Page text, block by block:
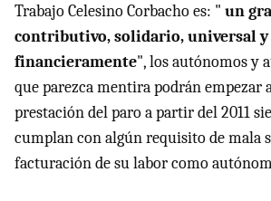
Trabajo Celesino Corbacho es: " un
contributivo, solidario, universal
financieramente", los autónomos y
que parezca mentira podrán empezar
prestación del paro a partir del 2011
cumplan con algún requisito de mala
facturación de su labor como